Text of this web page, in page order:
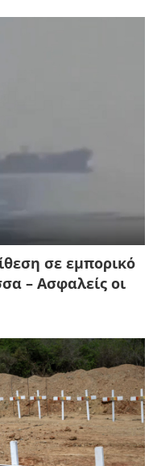
σε εμπορικό
– Ασφαλείς οι